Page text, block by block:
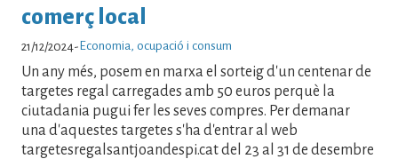
comerç local
21/12/2024-Economia, ocupació i consum
Un any més, posem en marxa el sorteig d'un centenar de
targetes regal carregades amb 50 euros perquè la
ciutadania pugui fer les seves compres. Per demanar
una d'aquestes targetes s'ha d'entrar al web
targetesregalsantjoandespi.cat del 23 al 31 de desembre